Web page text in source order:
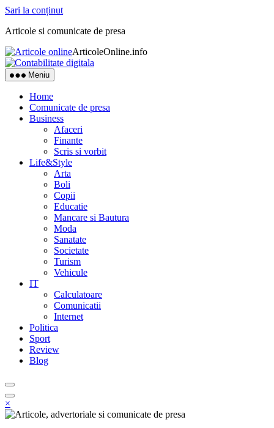
Sari la conținut
Articole si comunicate de presa
ArticoleOnline.info
Meniu
Home
Comunicate de presa
Business
Afaceri
Finante
Scris si vorbit
Life&Style
Arta
Boli
Copii
Educatie
Mancare si Bautura
Moda
Sanatate
Societate
Turism
Vehicule
IT
Calculatoare
Comunicatii
Internet
Politica
Sport
Review
Blog
×